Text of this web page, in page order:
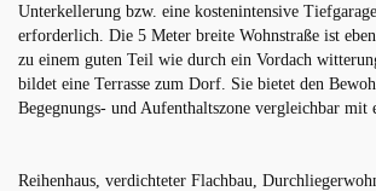
Unterkellerung bzw. eine kostenintensive
erforderlich. Die 5 Meter breite Wohnstraße ist
zu einem guten Teil wie durch ein Vordach
bildet eine Terrasse zum Dorf. Sie bietet den
Begegnungs- und Aufenthaltszone vergleichbar mit
Reihenhaus, verdichteter Flachbau,